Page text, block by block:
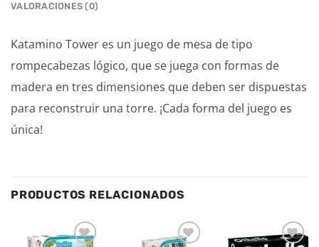
VALORACIONES (0)
Katamino Tower es un juego de mesa de tipo
rompecabezas lógico, que se juega con formas de
madera en tres dimensiones que deben ser dispuestas
para reconstruir una torre. ¡Cada forma del juego es
única!
PRODUCTOS RELACIONADOS